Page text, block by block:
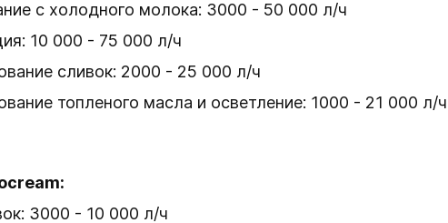
с холодного молока: 3000 - 50 000 л/ч
10 000 - 75 000 л/ч
сливок: 2000 - 25 000 л/ч
топленого масла и осветление: 1000 - 21 000 л/ч
3000 - 10 000 л/ч